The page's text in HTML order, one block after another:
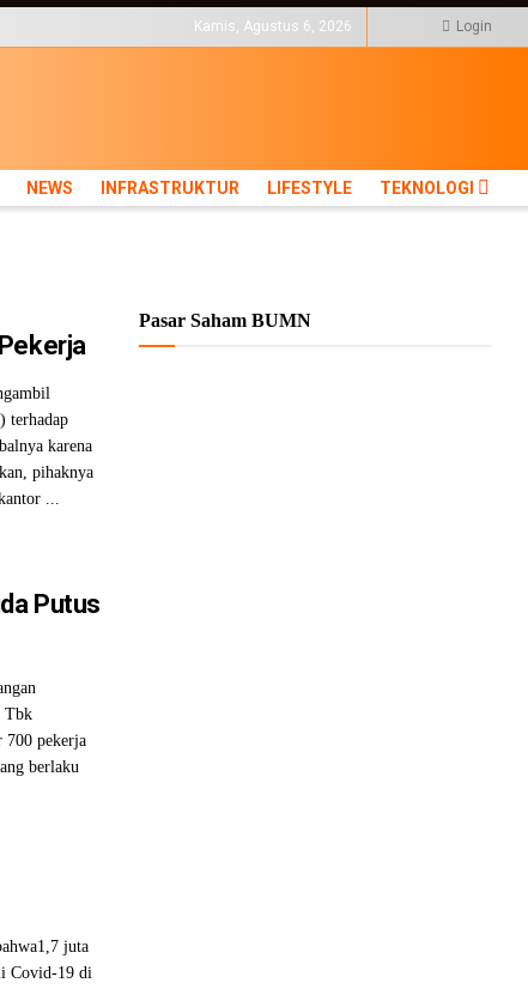
LIFESTYLE
Kamis, Agustus 6, 2026 Login
NEWS INFRASTRUKTUR LIFESTYLE TEKNOLOGI
terhadap
karena
pihaknya
...
Putus
Tbk
700 pekerja
berlaku
juta
Covid-19 di
Pasar Saham BUMN